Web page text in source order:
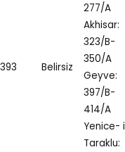
393 Belirsiz
277/A
Akhisar:
323/B-
350/A
Geyve:
397/B-
414/A
Yenice- i
Taraklu: